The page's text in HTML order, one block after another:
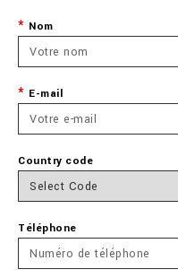
Nom
E-mail
Country code
Téléphone